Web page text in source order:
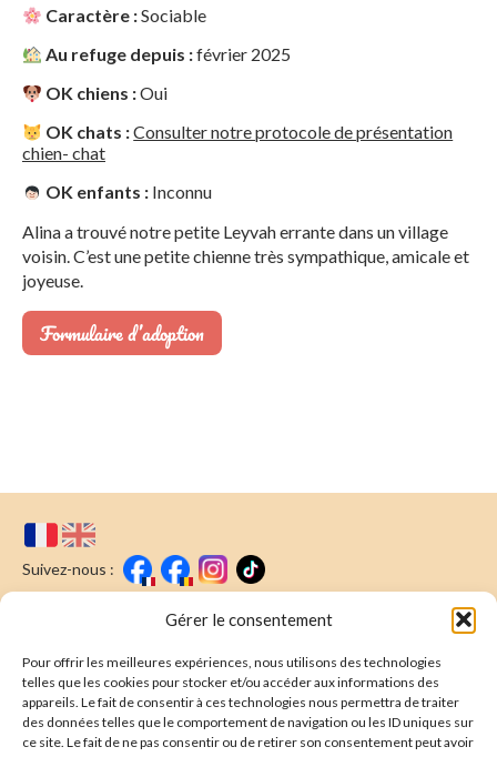
Gérer le consentement
Pour offrir les meilleures expériences, nous utilisons des technologies
telles que les cookies pour stocker et/ou accéder aux informations des
appareils. Le fait de consentir à ces technologies nous permettra de traiter
des données telles que le comportement de navigation ou les ID uniques sur
ce site. Le fait de ne pas consentir ou de retirer son consentement peut avoir
Caractère :Sociable
Au refuge depuis :février 2025
OK chiens :Oui
OK chats :Consulter notre protocole de présentation
chien- chat
OK enfants : Inconnu
Alina a trouvé notre petite Leyvah errante dans un village
voisin. C’est une petite chienne très sympathique, amicale et
joyeuse.
Formulaire d’adoption
Suivez-nous :
Nous écrire
Newsletter
E-mail* : Souscrire